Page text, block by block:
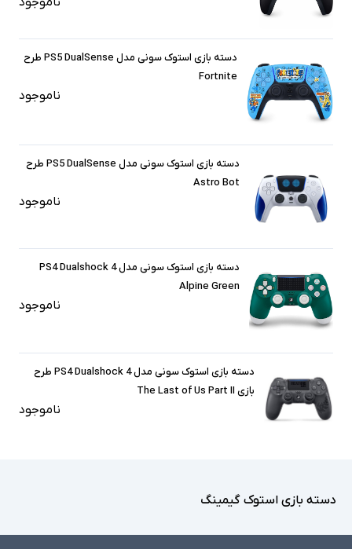
دسته بازی استوک سونی مدل PS5 DualSense طرح
Fortnite
ناموجود
دسته بازی استوک سونی مدل PS5 DualSense طرح
Astro Bot
ناموجود
دسته بازی استوک سونی مدل PS4 Dualshock 4
Alpine Green
ناموجود
دسته بازی استوک سونی مدل PS4 Dualshock 4 طرح
بازی The Last of Us Part II
ناموجود
دسته بازی استوک گیمینگ